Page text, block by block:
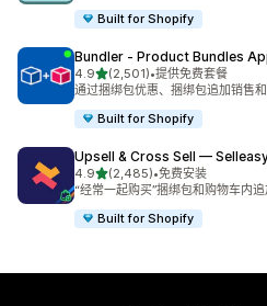
Built for Shopify
Bundler ‑ Product Bundles
4.9星（满分 5 星）
(2,501)
总共 2501 条评论
•提供免费套餐
通过捆绑包优惠、捆绑包追加销售
Built for Shopify
Upsell & Cross Sell —
4.9星（满分 5 星）
(2,485)
总共 2485 条评论
•免费安装
“经常一起购买”捆绑包和购物车内
Built for Shopify